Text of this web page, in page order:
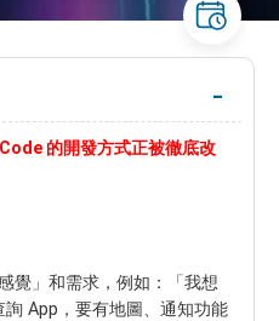
的開發方式正被徹底改
覺」和需求，例如：「我想
App，要有地圖、通知功能